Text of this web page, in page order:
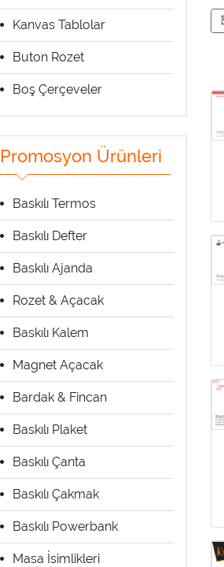
Kanvas Tablolar
Buton Rozet
Boş Çerçeveler
Promosyon Ürünleri
Baskılı Termos
Baskılı Defter
Baskılı Ajanda
Rozet & Açacak
Baskılı Kalem
Magnet Açacak
Bardak & Fincan
Baskılı Plaket
Baskılı Çanta
Baskılı Çakmak
Baskılı Powerbank
Masa İsimlikleri